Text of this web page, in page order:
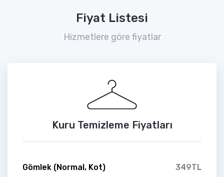
Fiyat Listesi
Hizmetlere göre fiyatlar
Kuru Temizleme Fiyatları
Gömlek (Normal, Kot) 349TL